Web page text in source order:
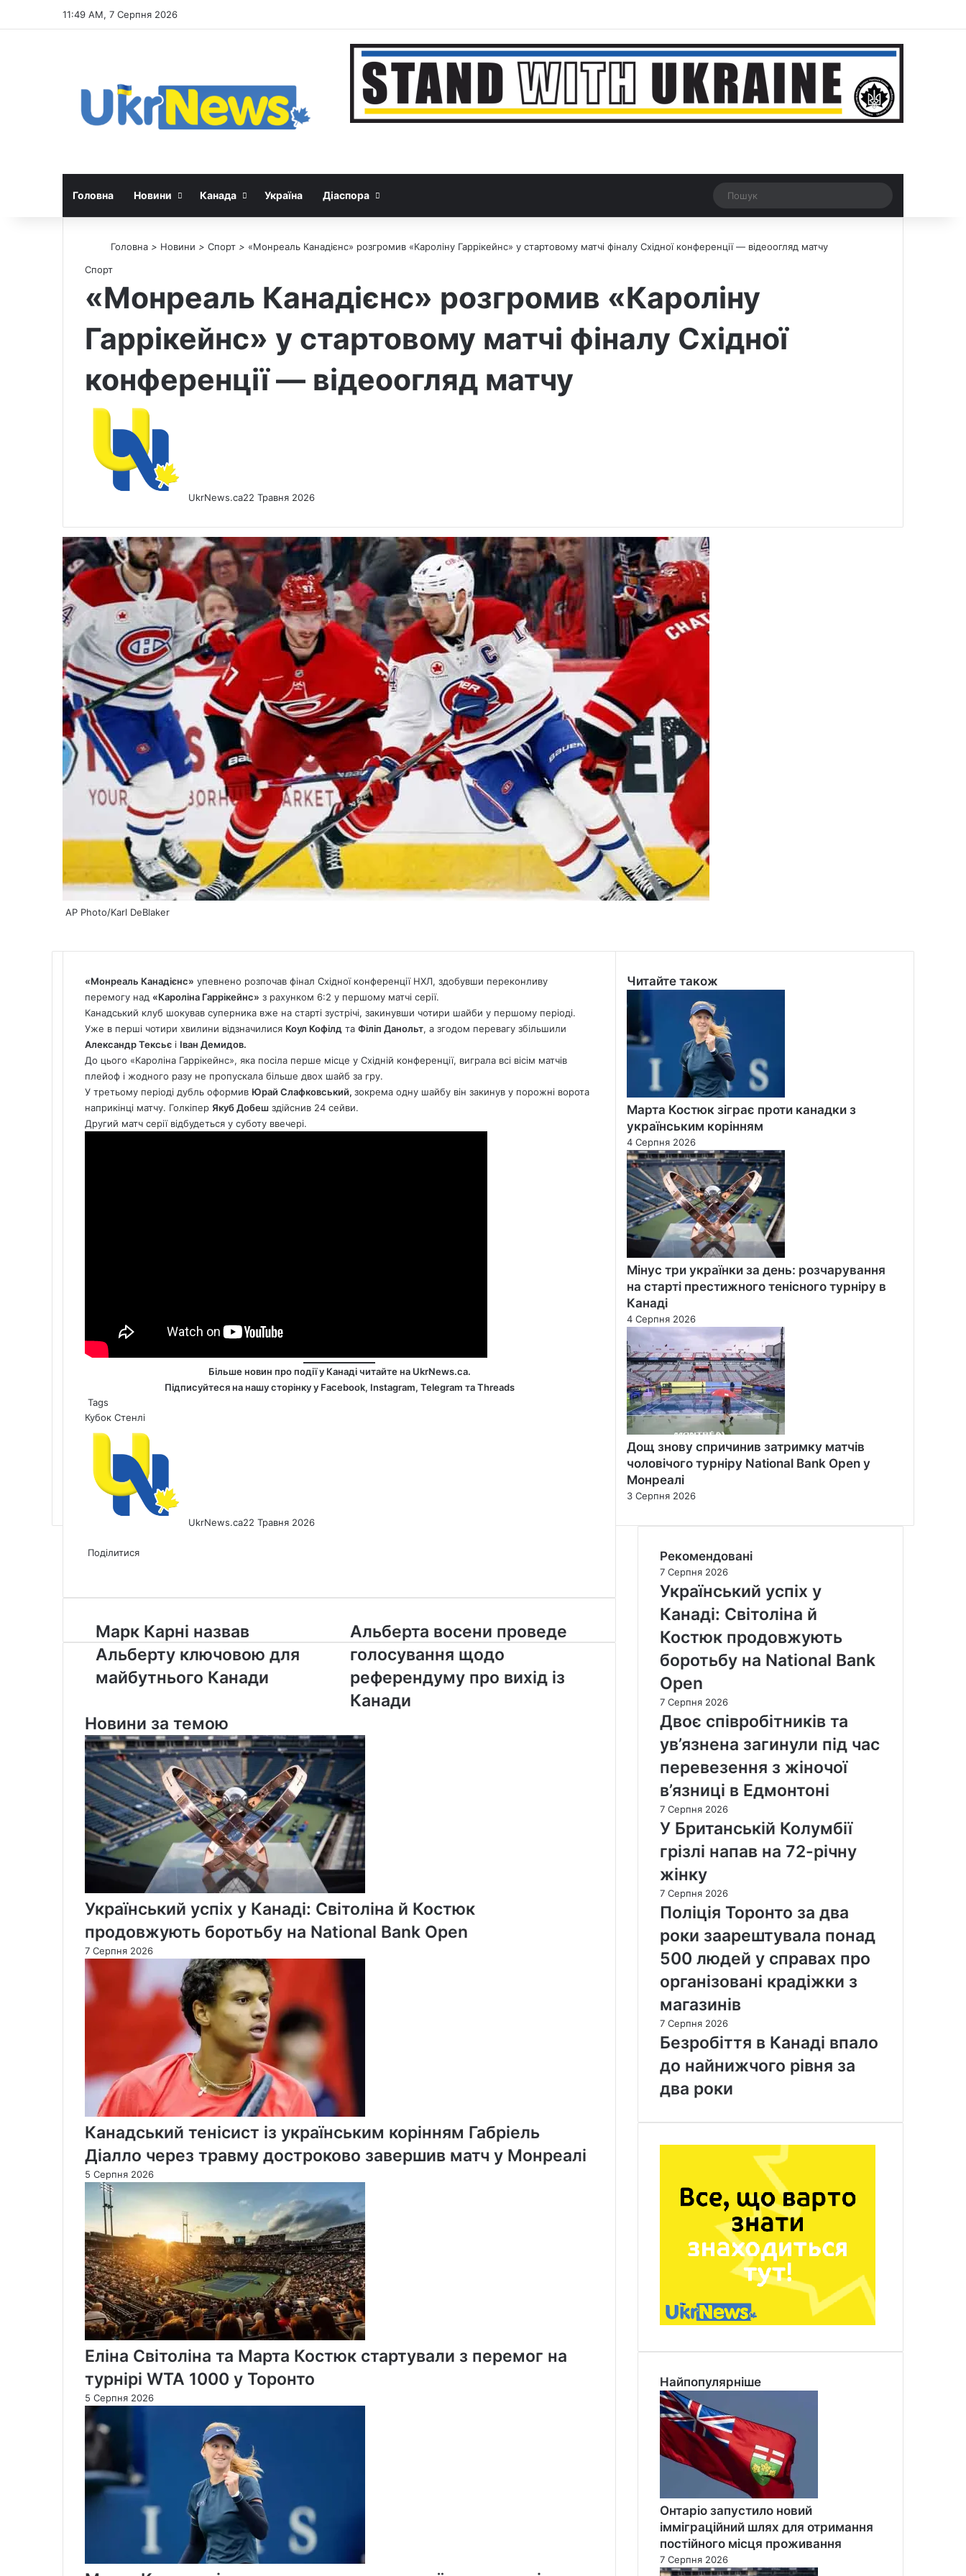
11:49 AM, 7 Серпня 2026
Google News
Threads
Головна Новини Канада Україна Діаспора Рандомна новина
Switch skin
Головна > Новини > Спорт > «Монреаль Канадієнс» розгромив «Кароліну Гаррікейнс» у стартовому матчі фіналу Східної конференції — відеоогляд матчу
Спорт
«Монреаль Канадієнс» розгромив «Кароліну
Гаррікейнс» у стартовому матчі фіналу Східної
конференції — відеоогляд матчу
UkrNews.ca22 Травня 2026
AP Photo/Karl DeBlaker
«Монреаль Канадієнс» упевнено розпочав фінал Східної конференції НХЛ, здобувши переконливу
перемогу над «Кароліна Гаррікейнс» з рахунком 6:2 у першому матчі серії.
Канадський клуб шокував суперника вже на старті зустрічі, закинувши чотири шайби у першому періоді.
Уже в перші чотири хвилини відзначилися Коул Кофілд та Філіп Данольт, а згодом перевагу збільшили
Александр Тексьє і Іван Демидов.
До цього «Кароліна Гаррікейнс», яка посіла перше місце у Східній конференції, виграла всі вісім матчів
плейоф і жодного разу не пропускала більше двох шайб за гру.
У третьому періоді дубль оформив Юрай Слафковський, зокрема одну шайбу він закинув у порожні ворота
наприкінці матчу. Голкіпер Якуб Добеш здійснив 24 сейви.
Другий матч серії відбудеться у суботу ввечері.
Більше новин про події у Канаді читайте на UkrNews.ca.
Підписуйтеся на нашу сторінку у Facebook, Instagram, Telegram таThreads
Tags
Кубок Стенлі
UkrNews.ca22 Травня 2026
via
Поділитися
Email
Марк
Карні
назвав
Альберту
ключовою
майбутнього
Канади
Марк Карні назвав
Альберту ключовою для
майбутнього Канади
Альберта
восени
проведе
голосування
щодо
референдуму
із
Канади
Альберта восени проведе
голосування щодо
референдуму про вихід із
Канади
Новини за темою
Український успіх у Канаді: Світоліна й Костюк
продовжують боротьбу на National Bank Open
7 Серпня 2026
Канадський тенісист із українським корінням Габріель
Діалло через травму достроково завершив матч у Монреалі
5 Серпня 2026
Еліна Світоліна та Марта Костюк стартували з перемог на
турнірі WTA 1000 у Торонто
5 Серпня 2026
Читайте також
Марта Костюк зіграє проти канадки з
українським корінням
4 Серпня 2026
Мінус три українки за день: розчарування
на старті престижного тенісного турніру в
Канаді
4 Серпня 2026
Дощ знову спричинив затримку матчів
чоловічого турніру National Bank Open у
Монреалі
3 Серпня 2026
Рекомендовані
7 Серпня 2026
Український успіх у
Канаді: Світоліна й
Костюк продовжують
боротьбу на National Bank
Open
7 Серпня 2026
Двоє співробітників та
ув’язнена загинули під час
перевезення з жіночої
в’язниці в Едмонтоні
7 Серпня 2026
У Британській Колумбії
грізлі напав на 72-річну
жінку
7 Серпня 2026
Поліція Торонто за два
роки заарештувала понад
500 людей у справах про
організовані крадіжки з
магазинів
7 Серпня 2026
Безробіття в Канаді впало
до найнижчого рівня за
два роки
Найпопулярніше
Онтаріо запустило новий
імміграційний шлях для отримання
постійного місця проживання
7 Серпня 2026